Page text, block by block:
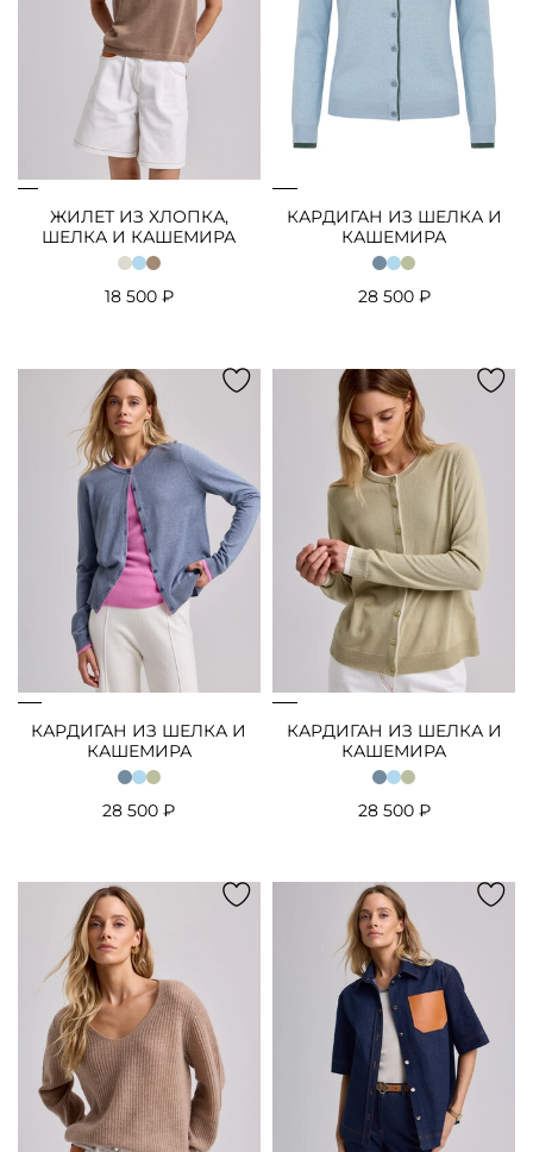
ЖИЛЕТ ИЗ ХЛОПКА,
ШЕЛКА И КАШЕМИРА
18 500 ₽
КАРДИГАН ИЗ ШЕЛКА И
КАШЕМИРА
28 500 ₽
КАРДИГАН ИЗ ШЕЛКА И
КАШЕМИРА
28 500 ₽
КАРДИГАН ИЗ ШЕЛКА И
КАШЕМИРА
28 500 ₽